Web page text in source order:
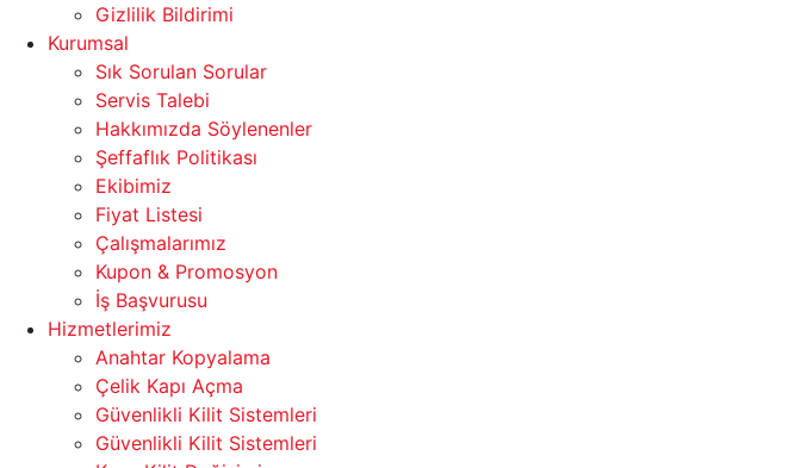
Gizlilik Bildirimi
Kurumsal
Sık Sorulan Sorular
Servis Talebi
Hakkımızda Söylenenler
Şeffaflık Politikası
Ekibimiz
Fiyat Listesi
Çalışmalarımız
Kupon & Promosyon
İş Başvurusu
Hizmetlerimiz
Anahtar Kopyalama
Çelik Kapı Açma
Güvenlikli Kilit Sistemleri
Güvenlikli Kilit Sistemleri